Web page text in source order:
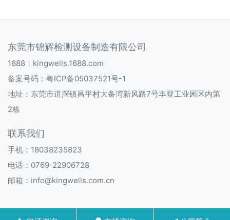
东莞市锦辉检测设备制造有限公司
1688： kingwells.1688.com
备案号码： 粤ICP备05037521号-1
地址：东莞市道滘镇昌平村大备湾新风路7号丰登工业园区内第
2栋
联系我们
手机：18038235823
电话：0769-22906728
邮箱：info@kingwells.com.cn